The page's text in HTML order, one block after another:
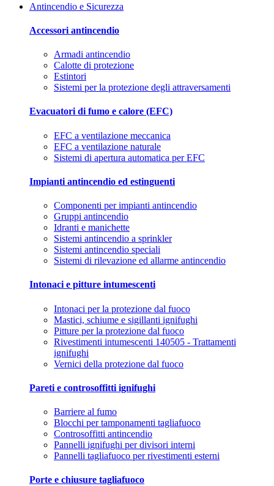
Antincendio e Sicurezza
Accessori antincendio
Armadi antincendio
Calotte di protezione
Estintori
Sistemi per la protezione degli attraversamenti
Evacuatori di fumo e calore (EFC)
EFC a ventilazione meccanica
EFC a ventilazione naturale
Sistemi di apertura automatica per EFC
Impianti antincendio ed estinguenti
Componenti per impianti antincendio
Gruppi antincendio
Idranti e manichette
Sistemi antincendio a sprinkler
Sistemi antincendio speciali
Sistemi di rilevazione ed allarme antincendio
Intonaci e pitture intumescenti
Intonaci per la protezione dal fuoco
Mastici, schiume e sigillanti ignifughi
Pitture per la protezione dal fuoco
Rivestimenti intumescenti 140505 - Trattamenti
ignifughi
Vernici della protezione dal fuoco
Pareti e controsoffitti ignifughi
Barriere al fumo
Blocchi per tamponamenti tagliafuoco
Controsoffitti antincendio
Pannelli ignifughi per divisori interni
Pannelli tagliafuoco per rivestimenti esterni
Porte e chiusure tagliafuoco